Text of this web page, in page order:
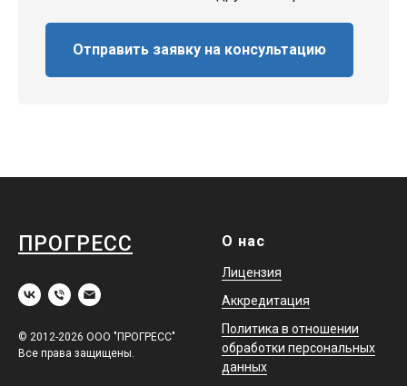
Отправить заявку на консультацию
ПРОГРЕСС
© 2012-2026 ООО "ПРОГРЕСС"
Все права защищены.
О нас
Лицензия
Аккредитация
Политика в отношении
обработки персональных
данных